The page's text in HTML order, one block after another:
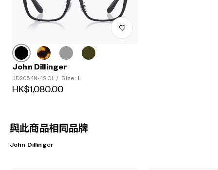
John Dillinger
JD2054N-4S C1 / Size: L
HK$1,080.00
與此商品相同品牌
John Dillinger